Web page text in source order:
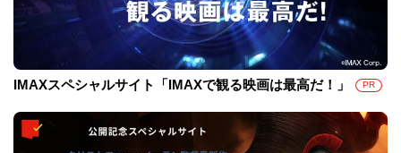
IMAXスペシャルサイト「IMAXで観る映画は最高だ！」 PR